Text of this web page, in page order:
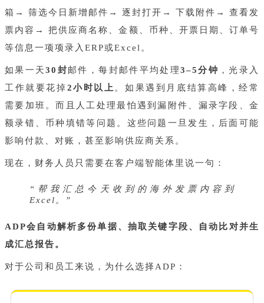
箱→ 筛选今日新增邮件→ 逐封打开→ 下载附件→ 查看发
票内容→ 把供应商名称、金额、币种、开票日期、订单号
等信息一项项录入ERP或Excel。
如果一天30封邮件，每封邮件平均处理3–5分钟 ，光录入
工作就要花掉2小时以上 。如果遇到月底结算高峰，经常
需要加班。而且人工处理最怕遇到漏附件、漏录字段、金
额录错、币种填错等问题。这些问题一旦发生，后面可能
影响付款、对账，甚至影响供应商关系。
现在，财务人员只需要在客户端智能体里说一句：
“帮我汇总今天收到的海外发票内容到
Excel。”
ADP会自动解析多份单据、抽取关键字段、自动比对并生
成汇总报告。
对于公司和员工来说，为什么选择ADP：